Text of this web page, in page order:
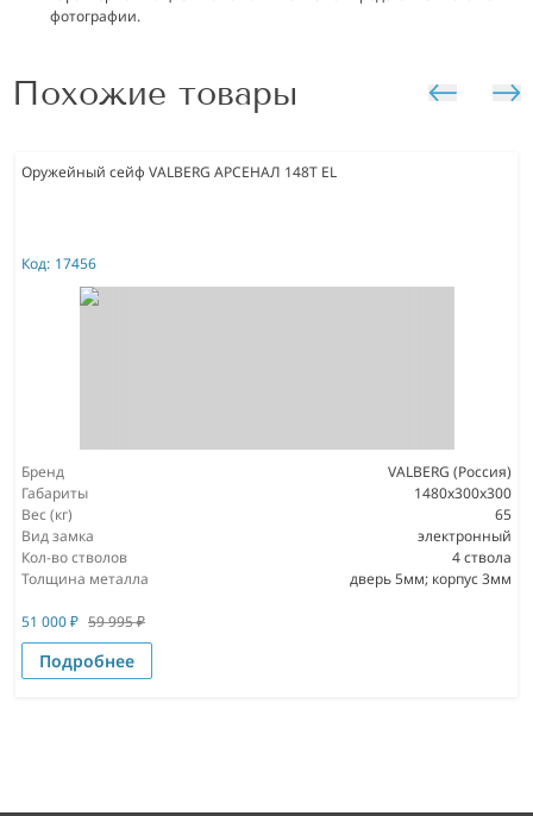
фотографии.
Похожие товары
Оружейный сейф VALBERG АРСЕНАЛ 148Т EL
Код: 17456
Бренд
VALBERG (Россия)
Габариты
1480x300x300
Вес (кг)
65
Вид замка
электронный
Кол-во стволов
4 ствола
Толщина металла
дверь 5мм; корпус 3мм
51 000₽ 59 995₽
Подробнее